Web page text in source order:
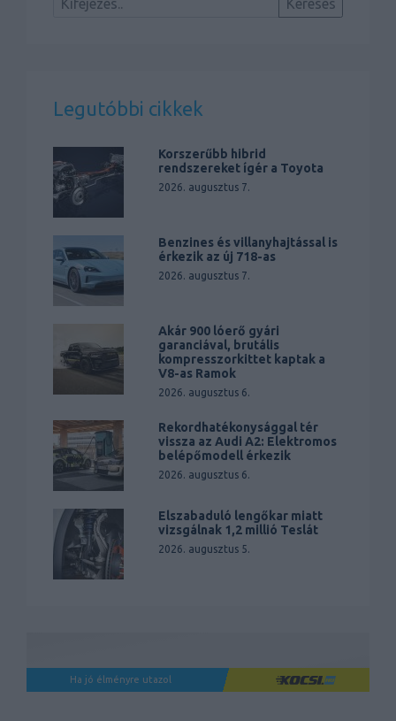
Legutóbbi cikkek
Korszerűbb hibrid
rendszereket ígér a Toyota
2026. augusztus 7.
Benzines és villanyhajtással is
érkezik az új 718-as
2026. augusztus 7.
Akár 900 lóerő gyári
garanciával, brutális
kompresszorkittet kaptak a
V8-as Ramok
2026. augusztus 6.
Rekordhatékonysággal tér
vissza az Audi A2: Elektromos
belépőmodell érkezik
2026. augusztus 6.
Elszabaduló lengőkar miatt
vizsgálnak 1,2 millió Teslát
2026. augusztus 5.
Ha jó élményre utazol